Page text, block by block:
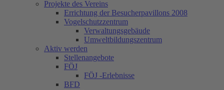
Projekte des Vereins
Errichtung der Besucherpavillons 2008
Vogelschutzzentrum
Verwaltungsgebäude
Umweltbildungszentrum
Aktiv werden
Stellenangebote
FÖJ
FÖJ -Erlebnisse
BFD